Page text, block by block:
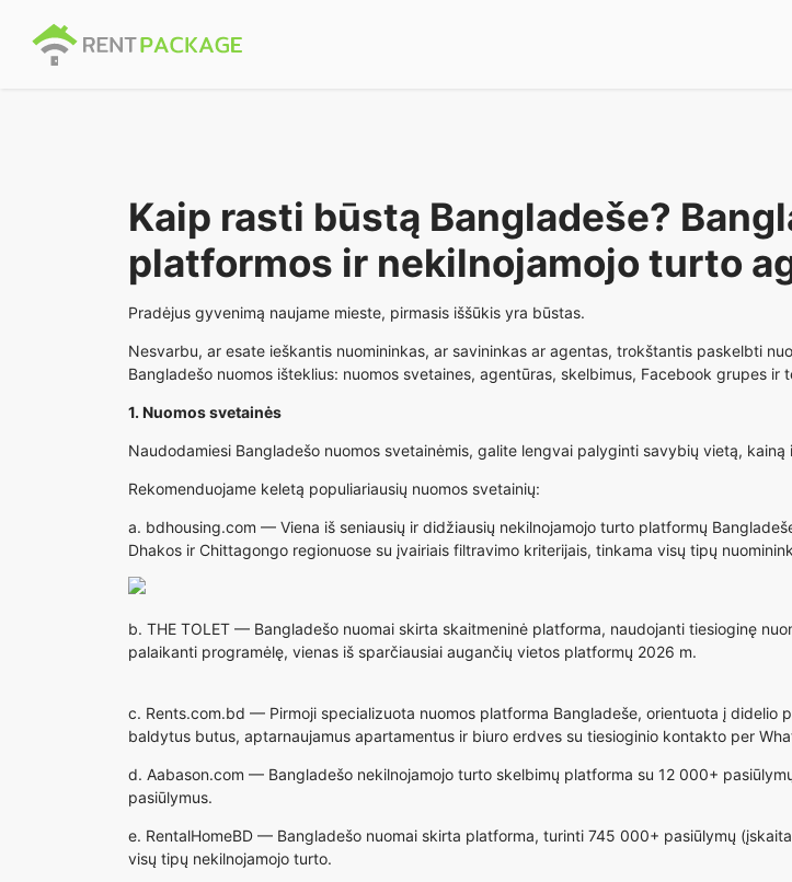
Kaip rasti būstą Bangladeše?
platformos ir nekilnojamojo turto
Pradėjus gyvenimą naujame mieste, pirmasis iššūkis yra būstas.
Nesvarbu, ar esate ieškantis nuomininkas, ar savininkas ar agentas, trokštantis paskelbti
Bangladešo nuomos išteklius: nuomos svetaines, agentūras, skelbimus, Facebook grupes ir
1. Nuomos svetainės
Naudodamiesi Bangladešo nuomos svetainėmis, galite lengvai palyginti savybių vietą,
Rekomenduojame keletą populiariausių nuomos svetainių:
a. bdhousing.com — Viena iš seniausių ir didžiausių nekilnojamojo turto platformų
Dhakos ir Chittagongo regionuose su įvairiais filtravimo kriterijais, tinkama visų tipų
b. THE TOLET — Bangladešo nuomai skirta skaitmeninė platforma, naudojanti tiesioginę
palaikanti programėlę, vienas iš sparčiausiai augančių vietos platformų 2026 m.
c. Rents.com.bd — Pirmoji specializuota nuomos platforma Bangladeše, orientuota į didelio
baldytus butus, aptarnaujamus apartamentus ir biuro erdves su tiesioginio kontakto per
d. Aabason.com — Bangladešo nekilnojamojo turto skelbimų platforma su 12 000+
pasiūlymus.
e. RentalHomeBD — Bangladešo nuomai skirta platforma, turinti 745 000+ pasiūlymų
visų tipų nekilnojamojo turto.